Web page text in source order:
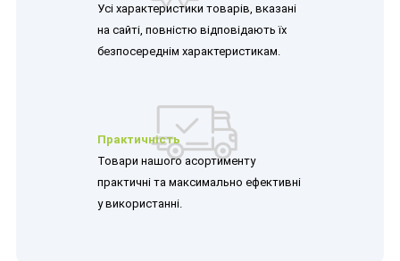
Усі характеристики товарів, вказані
на сайті, повністю відповідають їх
безпосереднім характеристикам.
Практичність
Товари нашого асортименту
практичні та максимально ефективні
у використанні.